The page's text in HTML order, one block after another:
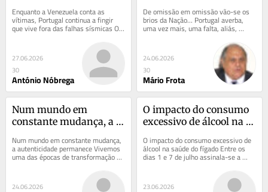
fingir que vive fora das
falhas sísmicas
Enquanto a Venezuela conta as
vítimas, Portugal continua a fingir
que vive fora das falhas sísmicas O
território representa o sustentáculo
27.06.2026
30
António Nóbrega
De omissão em omissão vão-se os
brios da Nação… Portugal averba,
uma vez mais, uma falta, aliás,
clamorosa: não transpôs a
24.06.2026
30
Mário Frota
Num mundo em
constante mudança, a
permanece
Num mundo em constante mudança,
a autenticidade permanece Vivemos
uma das épocas de transformação
mais rápidas da história da
24.06.2026
O impacto do consumo
excessivo de álcool na
O impacto do consumo excessivo de
álcool na saúde do fígado Entre os
dias 1 e 7 de julho assinala-se a
Semana Europeia da
23.06.2026